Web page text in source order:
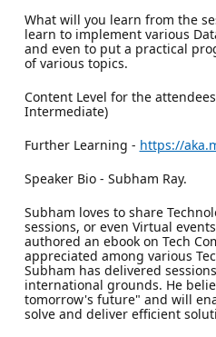
What will you learn from the
learn to implement various
and even to put a practical
of various topics.
Content Level for the
Intermediate)
Further Learning - https://
Speaker Bio - Subham Ray.
Subham loves to share
sessions, or even Virtual
authored an ebook on Tech
appreciated among various
Subham has delivered
international grounds. He
tomorrow's future" and will
solve and deliver efficient